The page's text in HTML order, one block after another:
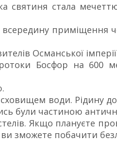
святиня стала
приміщення
Османської
Босфор на 600
води. Рідину
були частиною
Якщо плануєте
зможете побачити